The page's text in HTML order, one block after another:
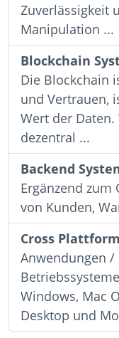
Zuverlässigkeit
Manipulation ...
Blockchain
Die Blockchain
und Vertrauen,
Wert der Daten.
dezentral ...
Backend
Ergänzend
von Kunden,
Cross Plattform
Anwendungen /
Windows, Mac
Desktop und